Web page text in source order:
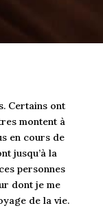
Certains ont
montent à
en cours de
jusqu’à la
personnes
dont je me
de la vie.